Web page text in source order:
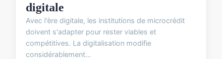
digitale
Avec l'ère digitale, les institutions de microcrédit
doivent s'adapter pour rester viables et
compétitives. La digitalisation modifie
considérablement...